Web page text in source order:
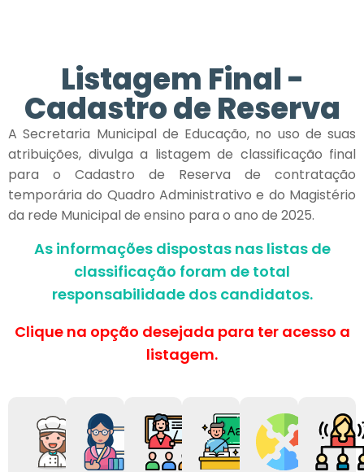
Listagem Final -
Cadastro de Reserva
A Secretaria Municipal de Educação, no uso de suas
atribuições, divulga a listagem de classificação final
para o Cadastro de Reserva de contratação
temporária do Quadro Administrativo e do Magistério
da rede Municipal de ensino para o ano de 2025.
As informações dispostas nas listas de
classificação foram de total
responsabilidade dos candidatos.
Clique na opção desejada para ter acesso a
listagem.